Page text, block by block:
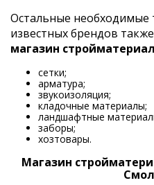
Остальные необходимые
известных брендов
магазин
сетки;
арматура;
звукоизоляция;
кладочные материалы;
ландшафтные
заборы;
хозтовары.
Магазин